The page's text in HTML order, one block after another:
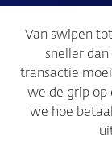
Van swipen
sneller
transactie
we de grip op
we hoe